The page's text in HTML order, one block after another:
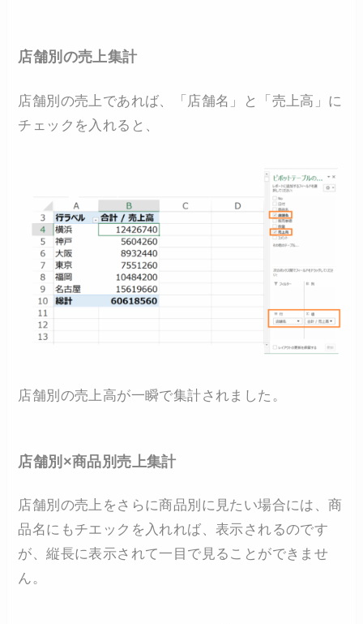
店舗別の売上集計
店舗別の売上であれば、「店舗名」と「売上高」に
チェックを入れると、
店舗別の売上高が一瞬で集計されました。
店舗別×商品別売上集計
店舗別の売上をさらに商品別に見たい場合には、商
品名にもチエックを入れれば、表示されるのです
が、縦長に表示されて一目で見ることができませ
ん。